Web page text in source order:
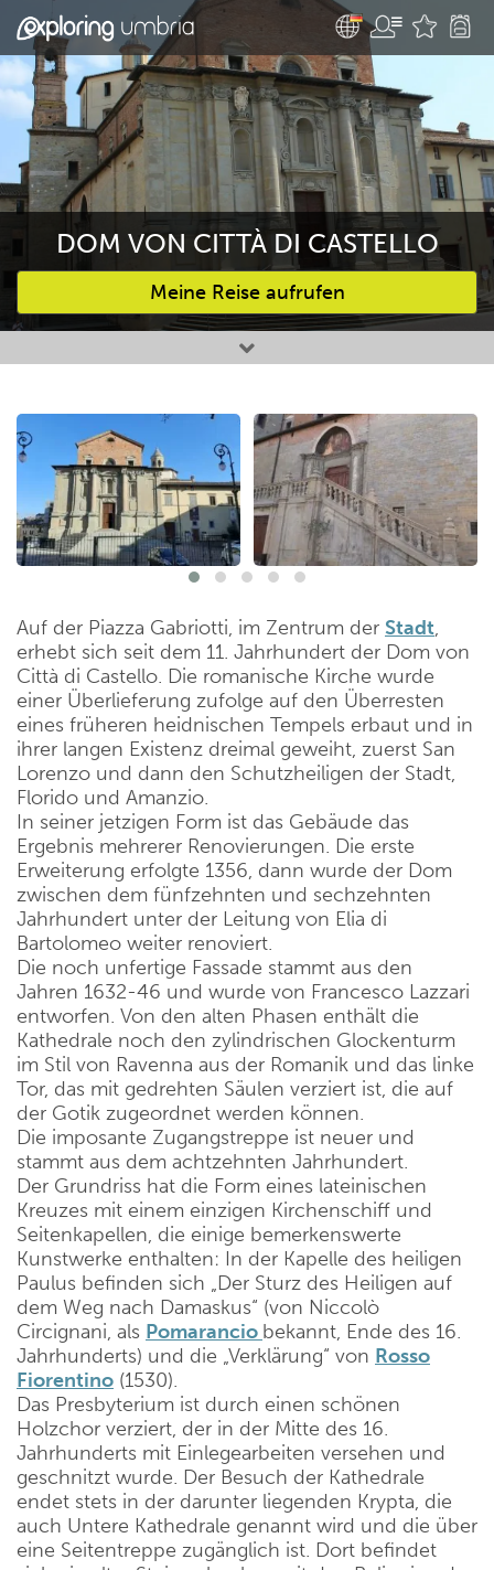
DOM VON CITTÀ DI CASTELLO
Meine Reise aufrufen
Bevorzugte Aktivitäten
Auf der Piazza Gabriotti, im Zentrum der Stadt,
erhebt sich seit dem 11. Jahrhundert der Dom von
Città di Castello. Die romanische Kirche wurde
einer Überlieferung zufolge auf den Überresten
eines früheren heidnischen Tempels erbaut und in
ihrer langen Existenz dreimal geweiht, zuerst San
Lorenzo und dann den Schutzheiligen der Stadt,
Florido und Amanzio.
In seiner jetzigen Form ist das Gebäude das
Ergebnis mehrerer Renovierungen. Die erste
Erweiterung erfolgte 1356, dann wurde der Dom
zwischen dem fünfzehnten und sechzehnten
Jahrhundert unter der Leitung von Elia di
Bartolomeo weiter renoviert.
Die noch unfertige Fassade stammt aus den
Jahren 1632-46 und wurde von Francesco Lazzari
entworfen. Von den alten Phasen enthält die
Kathedrale noch den zylindrischen Glockenturm
im Stil von Ravenna aus der Romanik und das linke
Tor, das mit gedrehten Säulen verziert ist, die auf
der Gotik zugeordnet werden können.
Die imposante Zugangstreppe ist neuer und
stammt aus dem achtzehnten Jahrhundert.
Der Grundriss hat die Form eines lateinischen
Kreuzes mit einem einzigen Kirchenschiff und
Seitenkapellen, die einige bemerkenswerte
Kunstwerke enthalten: In der Kapelle des heiligen
Paulus befinden sich „Der Sturz des Heiligen auf
dem Weg nach Damaskus“ (von Niccolò
Circignani, als Pomarancio bekannt, Ende des 16.
Jahrhunderts) und die „Verklärung“ von Rosso
Fiorentino (1530).
Das Presbyterium ist durch einen schönen
Holzchor verziert, der in der Mitte des 16.
Jahrhunderts mit Einlegearbeiten versehen und
geschnitzt wurde. Der Besuch der Kathedrale
endet stets in der darunter liegenden Krypta, die
auch Untere Kathedrale genannt wird und die über
eine Seitentreppe zugänglich ist. Dort befindet